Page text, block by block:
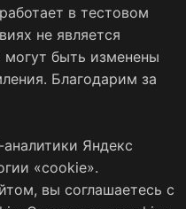
в тестовом
не является
могут быть изменены
Благодарим за
Яндекс
«cookie».
вы соглашаетесь с